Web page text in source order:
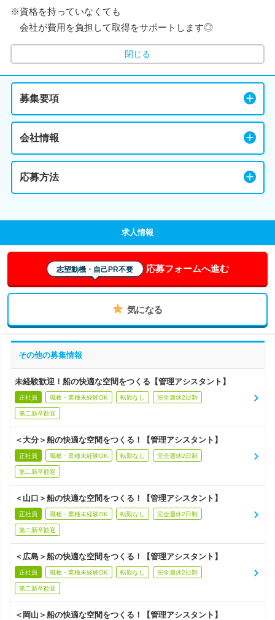
※資格を持っていなくても
会社が費用を負担して取得をサポートします◎
閉じる
募集要項
会社情報
応募方法
求人情報
志望動機・自己PR不要 応募フォームへ進む
気になる
その他の募集情報
未経験歓迎！船の快適な空間をつくる【管理アシスタント】
正社員 職種・業種未経験OK 転勤なし 完全週休2日制
第二新卒歓迎
＜大分＞船の快適な空間をつくる！【管理アシスタント】
正社員 職種・業種未経験OK 転勤なし 完全週休2日制
第二新卒歓迎
＜山口＞船の快適な空間をつくる！【管理アシスタント】
正社員 職種・業種未経験OK 転勤なし 完全週休2日制
第二新卒歓迎
＜広島＞船の快適な空間をつくる！【管理アシスタント】
正社員 職種・業種未経験OK 転勤なし 完全週休2日制
第二新卒歓迎
＜岡山＞船の快適な空間をつくる！【管理アシスタント】